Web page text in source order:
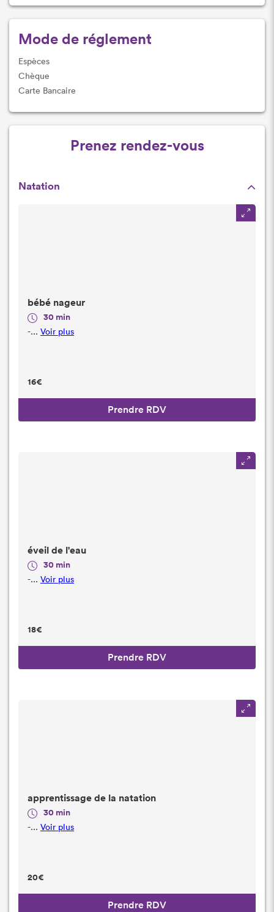
Mode de réglement
Espèces
Chèque
Carte Bancaire
Prenez rendez-vous
Natation
bébé nageur
30 min
-... Voir plus
16€
Prendre RDV
éveil de l'eau
30 min
-... Voir plus
18€
Prendre RDV
apprentissage de la natation
30 min
-... Voir plus
20€
Prendre RDV